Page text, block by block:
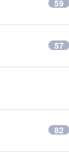
59
57
82